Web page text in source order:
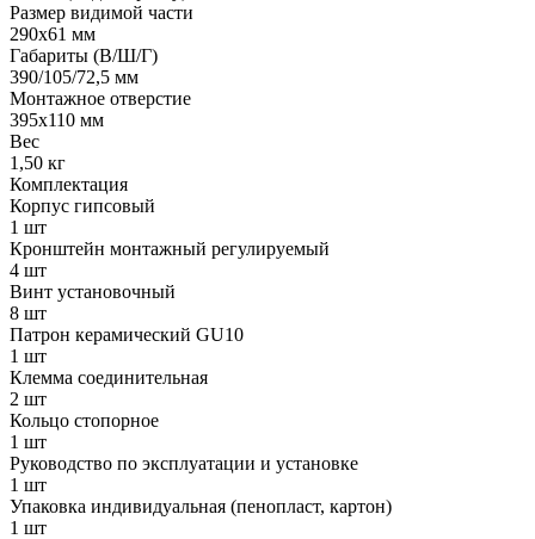
Размер видимой части
290х61 мм
Габариты (В/Ш/Г)
390/105/72,5 мм
Монтажное отверстие
395х110 мм
Вес
1,50 кг
Комплектация
Корпус гипсовый
1 шт
Кронштейн монтажный регулируемый
4 шт
Винт установочный
8 шт
Патрон керамический GU10
1 шт
Клемма соединительная
2 шт
Кольцо стопорное
1 шт
Руководство по эксплуатации и установке
1 шт
Упаковка индивидуальная (пенопласт, картон)
1 шт